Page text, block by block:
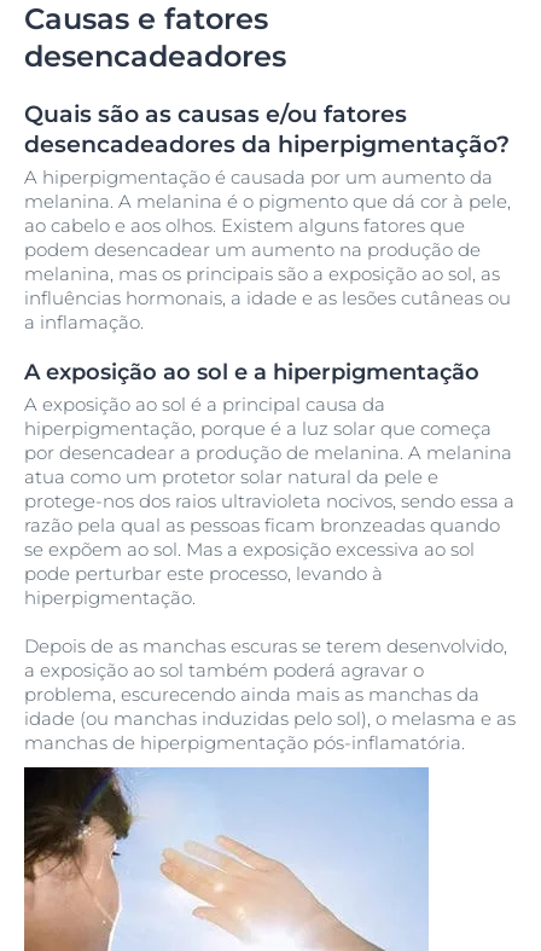
Causas e fatores
desencadeadores
Quais são as causas e/ou fatores
desencadeadores da hiperpigmentação?
A hiperpigmentação é causada por um aumento da
melanina. A melanina é o pigmento que dá cor à pele,
ao cabelo e aos olhos. Existem alguns fatores que
podem desencadear um aumento na produção de
melanina, mas os principais são a exposição ao sol, as
influências hormonais, a idade e as lesões cutâneas ou
a inflamação.
A exposição ao sol e a hiperpigmentação
A exposição ao sol é a principal causa da
hiperpigmentação, porque é a luz solar que começa
por desencadear a produção de melanina. A melanina
atua como um protetor solar natural da pele e
protege-nos dos raios ultravioleta nocivos, sendo essa a
razão pela qual as pessoas ficam bronzeadas quando
se expõem ao sol. Mas a exposição excessiva ao sol
pode perturbar este processo, levando à
hiperpigmentação.
Depois de as manchas escuras se terem desenvolvido,
a exposição ao sol também poderá agravar o
problema, escurecendo ainda mais as manchas da
idade (ou manchas induzidas pelo sol), o melasma e as
manchas de hiperpigmentação pós-inflamatória.